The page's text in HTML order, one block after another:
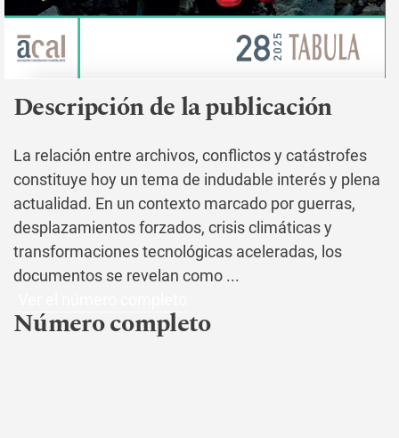
Descripción de la publicación
La relación entre archivos, conflictos y catástrofes
constituye hoy un tema de indudable interés y plena
actualidad. En un contexto marcado por guerras,
desplazamientos forzados, crisis climáticas y
transformaciones tecnológicas aceleradas, los
documentos se revelan como ...
Número completo